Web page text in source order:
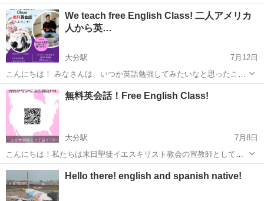
学んでみませんか？ オンラインでも対面でもすることが出来ます！ メ
ッセージ待っています
大分 中津市
We teach free English Class! 二人アメリカ
人から英…
大分駅
7月12日
こんにちは！ みなさんは、いつか英語勉強してみたいなと思ったこと
はありませんか？ でもなかなか始めのは大変だし、何から始めたらい
いかわからないですよ！ 大丈夫です、ネイティブから無料で英会話を
学べます。無料なので始...
大分 大分市 大分駅
無料英会話！Free English Class!
大分駅
7月8日
こんにちは！私たちは末日聖徒イエスキリスト教会の宣教師として、
無料英会話を教えています！何時でもできて、対面のかZOOMでもで
きます！ ぜひ、興味があれば、メッセジを送ってくれてください！
大分 大分市
Hello there! english and spanish native!